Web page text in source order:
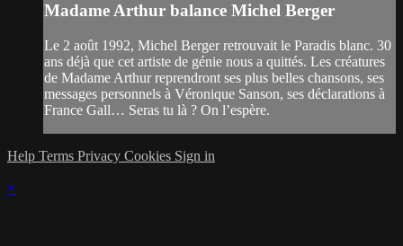
Madame Arthur balance Michel Berger
Le 2 août 1992, Michel Berger retrouvait le Paradis blanc. 30
ans déjà que cet artiste de génie nous a quittés. Les créatures
de Madame Arthur reprendront ses plus belles chansons, ses
messages personnels à Véronique Sanson, ses déclarations à
France Gall… Seras tu là ? On l’espère.
Help Terms Privacy Cookies Sign in
×